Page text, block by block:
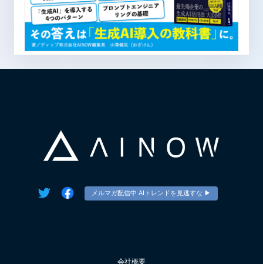
メルマガ配信中 AIトレンドを見逃すな ▶︎
会社概要